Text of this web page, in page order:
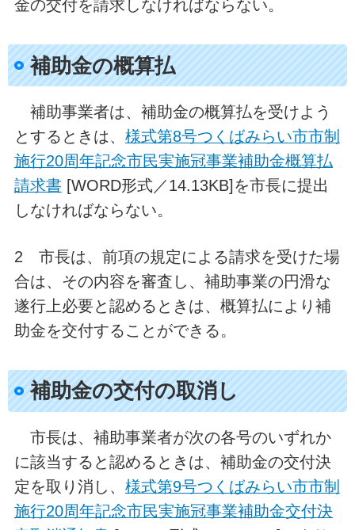
金の交付を請求しなければならない。
補助金の概算払
補助事業者は、補助金の概算払を受けよう
とするときは、 様式第8号つくばみらい市市制
施行20周年記念市民実施冠事業補助金概算払
請求書[WORD形式／14.13KB]を市長に提出
しなければならない。
2 市長は、前項の規定による請求を受けた場
合は、その内容を審査し、補助事業の円滑な
遂行上必要と認めるときは、概算払により補
助金を交付することができる。
補助金の交付の取消し
市長は、補助事業者が次の各号のいずれか
に該当すると認めるときは、補助金の交付決
定を取り消し、 様式第9号つくばみらい市市制
施行20周年記念市民実施冠事業補助金交付決